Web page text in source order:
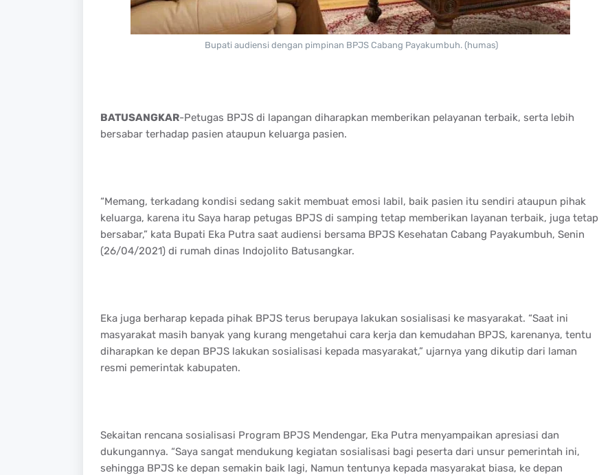
Bupati audiensi dengan pimpinan BPJS Cabang Payakumbuh. (humas)
BATUSANGKAR-Petugas BPJS di lapangan diharapkan memberikan pelayanan terbaik, serta lebih
bersabar terhadap pasien ataupun keluarga pasien.
“Memang, terkadang kondisi sedang sakit membuat emosi labil, baik pasien itu sendiri ataupun pihak
keluarga, karena itu Saya harap petugas BPJS di samping tetap memberikan layanan terbaik, juga tetap
bersabar,” kata Bupati Eka Putra saat audiensi bersama BPJS Kesehatan Cabang Payakumbuh, Senin
(26/04/2021) di rumah dinas Indojolito Batusangkar.
Eka juga berharap kepada pihak BPJS terus berupaya lakukan sosialisasi ke masyarakat. “Saat ini
masyarakat masih banyak yang kurang mengetahui cara kerja dan kemudahan BPJS, karenanya, tentu
diharapkan ke depan BPJS lakukan sosialisasi kepada masyarakat,” ujarnya yang dikutip dari laman
resmi pemerintak kabupaten.
Sekaitan rencana sosialisasi Program BPJS Mendengar, Eka Putra menyampaikan apresiasi dan
dukungannya. “Saya sangat mendukung kegiatan sosialisasi bagi peserta dari unsur pemerintah ini,
sehingga BPJS ke depan semakin baik lagi, Namun tentunya kepada masyarakat biasa, ke depan